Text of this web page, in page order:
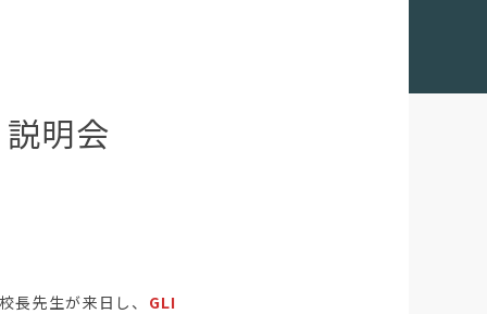
明会
長先生が来日し、 GLI